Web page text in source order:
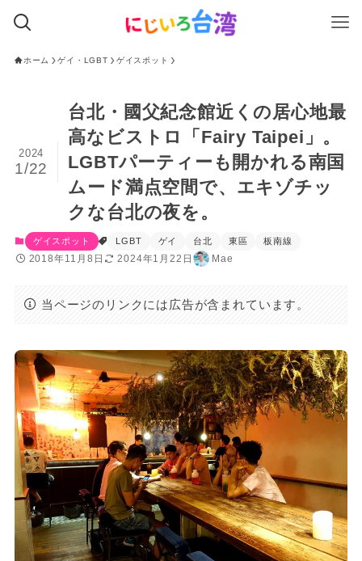
ホーム ゲイ・LGBT ゲイスポット
台北・國父紀念館近くの居心地最
高なビストロ「Fairy Taipei」。
LGBTパーティーも開かれる南国
ムード満点空間で、エキゾチッ
クな台北の夜を。
2024
1/22
ゲイスポット LGBT ゲイ 台北 東區 板南線
2018年11月8日 2024年1月22日 Mae
当ページのリンクには広告が含まれています。